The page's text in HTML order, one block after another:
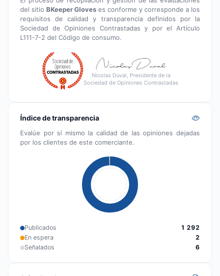
del sitio BKeeper Gloves es conforme y corresponde a los
requisitos de calidad y transparencia definidos por la
Sociedad de Opiniones Contrastadas y por el Artículo
L111-7-2 del Código de consumo.
Nicolas Duval, Presidente de la
Sociedad de Opiniones Contrastadas
Índice de transparencia
Evalúe por sí mismo la calidad de las opiniones dejadas
por los clientes de este comerciante.
Publicados
1 292
En espera
2
Señalados
6